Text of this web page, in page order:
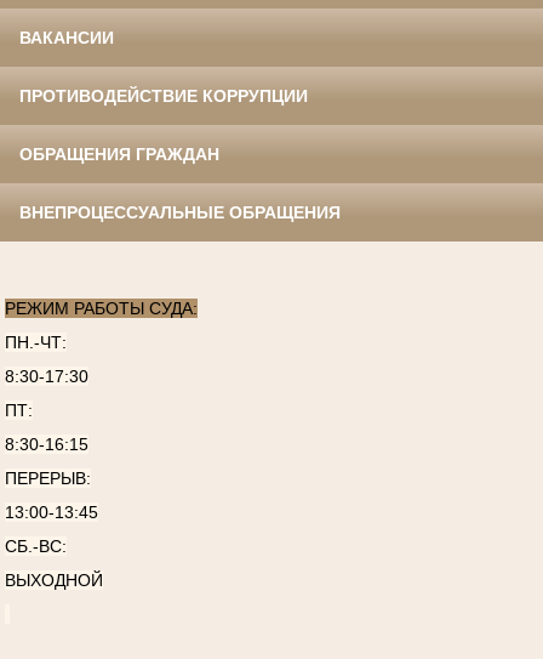
ВАКАНСИИ
ПРОТИВОДЕЙСТВИЕ КОРРУПЦИИ
ОБРАЩЕНИЯ ГРАЖДАН
ВНЕПРОЦЕССУАЛЬНЫЕ ОБРАЩЕНИЯ
РЕЖИМ РАБОТЫ СУДА:
ПН.-ЧТ:
8:30-17:30
ПТ:
8:30-16:15
ПЕРЕРЫВ:
13:00-13:45
СБ.-ВС:
ВЫХОДНОЙ